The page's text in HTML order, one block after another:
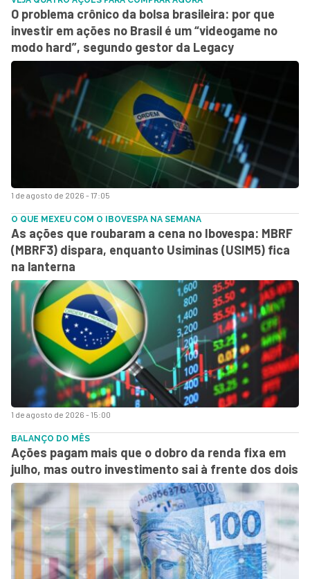
1 de agosto de 2026 - 17:05
O problema crônico da bolsa brasileira: por que
investir em ações no Brasil é um “videogame no
modo hard”, segundo gestor da Legacy
1 de agosto de 2026 - 15:00
O QUE MEXEU COM O IBOVESPA NA SEMANA
As ações que roubaram a cena no Ibovespa: MBRF
(MBRF3) dispara, enquanto Usiminas (USIM5) fica
na lanterna
BALANÇO DO MÊS
Ações pagam mais que o dobro da renda fixa em
julho, mas outro investimento sai à frente dos dois